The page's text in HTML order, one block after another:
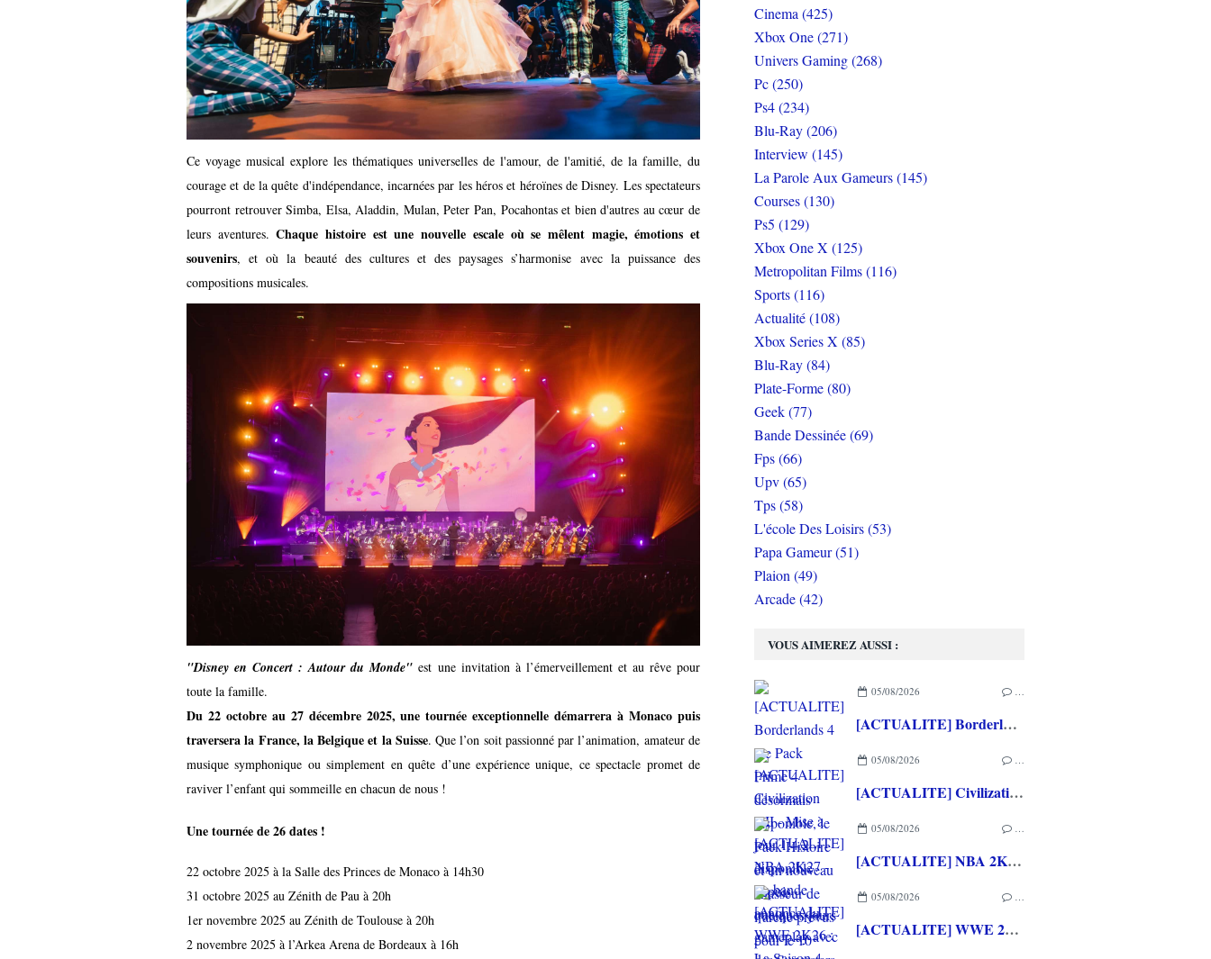
Ce voyage musical explore les thématiques universelles de l'amour, de l'amitié, de la famille, du
courage et de la quête d'indépendance, incarnées par les héros et héroïnes de Disney. Les spectateurs
pourront retrouver Simba, Elsa, Aladdin, Mulan, Peter Pan, Pocahontas et bien d'autres au cœur de
leurs aventures.Chaque histoire est une nouvelle escale où se mêlent magie, émotions et
souvenirs, et où la beauté des cultures et des paysages s’harmonise avec la puissance des
compositions musicales.
"Disney en Concert : Autour du Monde" est une invitation à l’émerveillement et au rêve pour
toute la famille.
Du 22 octobre au 27 décembre 2025, une tournée exceptionnelle démarrera à Monaco puis
traversera la France, la Belgique et la Suisse. Que l’on soit passionné par l’animation, amateur de
musique symphonique ou simplement en quête d’une expérience unique, ce spectacle promet de
raviver l’enfant qui sommeille en chacun de nous !
Une tournée de 26 dates !
22 octobre 2025 à la Salle des Princes de Monaco à 14h30
31 octobre 2025 au Zénith de Pau à 20h
1er novembre 2025 au Zénith de Toulouse à 20h
2 novembre 2025 à l’Arkea Arena de Bordeaux à 16h
VOUS AIMEREZ AUSSI :
05/08/2026 …
[ACTUALITE] Borderlands 4 : le Pack Prime 4 désormais disponible, le Pack Histoire et un nouveau chasseur de l’arche prévus pour le 10 Septembre
05/08/2026 …
[ACTUALITE] Civilization VII - Mise à jour 1.4.2 disponible depuis quelques jours
05/08/2026 …
[ACTUALITE] NBA 2K27 - La bande annonce du gameplay avec des Superstars de la NBA et de la WNBA
05/08/2026 …
[ACTUALITE] WWE 2K26 : La Saison 4 du Pass Ringside avec The Hardy Boyz, Jelly Roll et Lady Shani
Cinema (425)
Xbox One (271)
Univers Gaming (268)
Pc (250)
Ps4 (234)
Blu-Ray (206)
Interview (145)
La Parole Aux Gameurs (145)
Courses (130)
Ps5 (129)
Xbox One X (125)
Metropolitan Films (116)
Sports (116)
Actualité (108)
Xbox Series X (85)
Blu-Ray (84)
Plate-Forme (80)
Geek (77)
Bande Dessinée (69)
Fps (66)
Upv (65)
Tps (58)
L'école Des Loisirs (53)
Papa Gameur (51)
Plaion (49)
Arcade (42)